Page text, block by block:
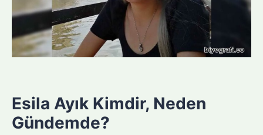
Esila Ayık Kimdir, Neden
Gündemde?